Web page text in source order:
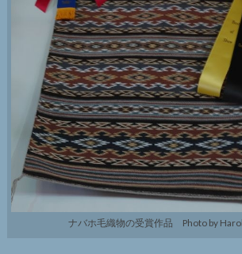
ナバホ毛織物の受賞作品 Photo by